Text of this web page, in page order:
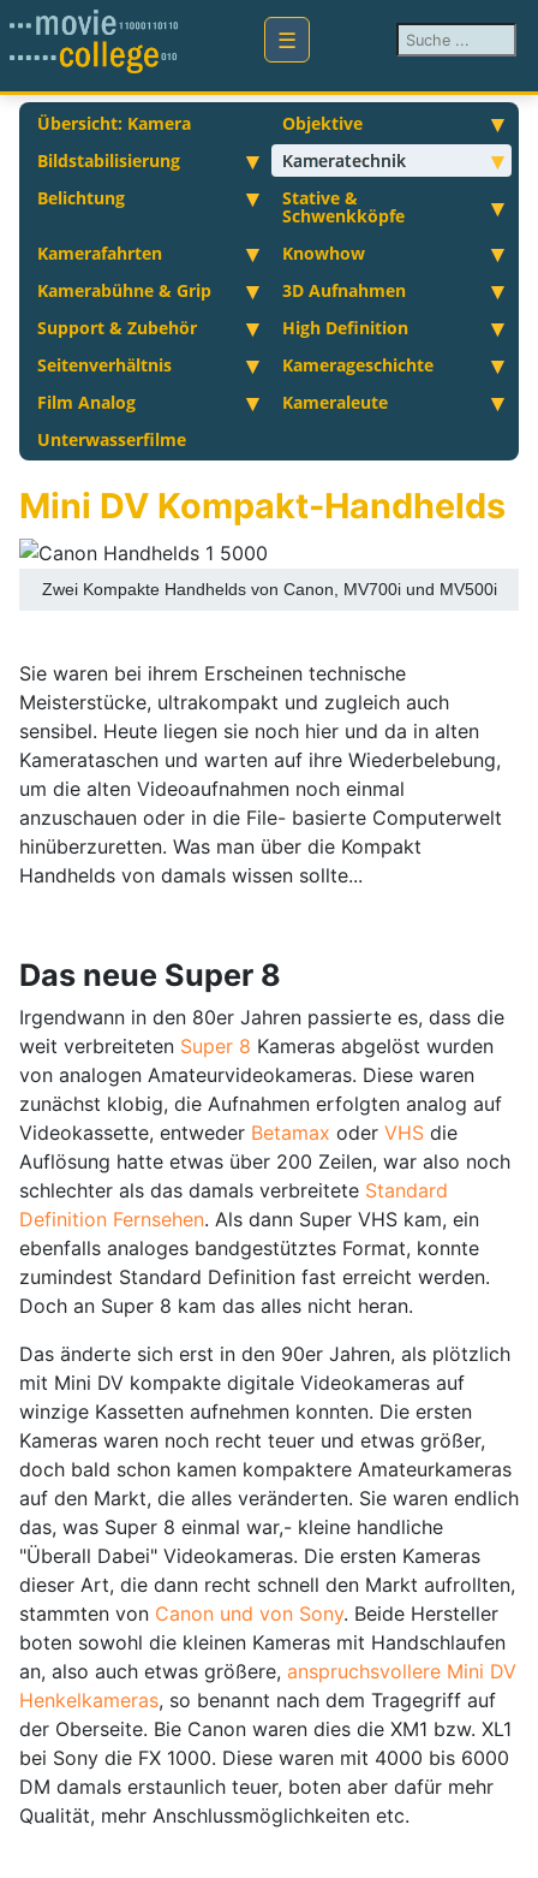
Suchen ...
Übersicht: Kamera
Objektive
Bildstabilisierung
Kameratechnik
Belichtung
Stative &
Schwenkköpfe
Kamerafahrten
Knowhow
Kamerabühne & Grip
3D Aufnahmen
Support & Zubehör
High Definition
Seitenverhältnis
Kamerageschichte
Film Analog
Kameraleute
Unterwasserfilme
Mini DV Kompakt-Handhelds
Zwei Kompakte Handhelds von Canon, MV700i und MV500i
Sie waren bei ihrem Erscheinen technische
Meisterstücke, ultrakompakt und zugleich auch
sensibel. Heute liegen sie noch hier und da in alten
Kamerataschen und warten auf ihre Wiederbelebung,
um die alten Videoaufnahmen noch einmal
anzuschauen oder in die File- basierte Computerwelt
hinüberzuretten. Was man über die Kompakt
Handhelds von damals wissen sollte...
Das neue Super 8
Irgendwann in den 80er Jahren passierte es, dass die
weit verbreiteten Super 8 Kameras abgelöst wurden
von analogen Amateurvideokameras. Diese waren
zunächst klobig, die Aufnahmen erfolgten analog auf
Videokassette, entweder Betamax oder VHS die
Auflösung hatte etwas über 200 Zeilen, war also noch
schlechter als das damals verbreitete Standard
Definition Fernsehen. Als dann Super VHS kam, ein
ebenfalls analoges bandgestütztes Format, konnte
zumindest Standard Definition fast erreicht werden.
Doch an Super 8 kam das alles nicht heran.
Das änderte sich erst in den 90er Jahren, als plötzlich
mit Mini DV kompakte digitale Videokameras auf
winzige Kassetten aufnehmen konnten. Die ersten
Kameras waren noch recht teuer und etwas größer,
doch bald schon kamen kompaktere Amateurkameras
auf den Markt, die alles veränderten. Sie waren endlich
das, was Super 8 einmal war,- kleine handliche
"Überall Dabei" Videokameras. Die ersten Kameras
dieser Art, die dann recht schnell den Markt aufrollten,
stammten von Canon und von Sony. Beide Hersteller
boten sowohl die kleinen Kameras mit Handschlaufen
an, also auch etwas größere, anspruchsvollere Mini DV
Henkelkameras, so benannt nach dem Tragegriff auf
der Oberseite. Bie Canon waren dies die XM1 bzw. XL1
bei Sony die FX 1000. Diese waren mit 4000 bis 6000
DM damals erstaunlich teuer, boten aber dafür mehr
Qualität, mehr Anschlussmöglichkeiten etc.